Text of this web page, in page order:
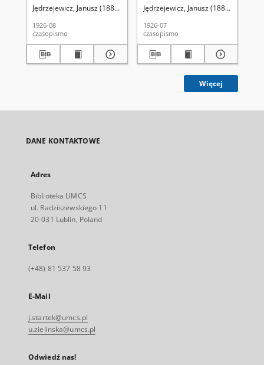
Jędrzejewicz, Janusz (1885-1951). Red.
1926-08
czasopismo
Jędrzejewicz, Janusz (1885-1951).
1926-07
czasopismo
Więcej
DANE KONTAKTOWE
Adres
Biblioteka UMCS
ul. Radziszewskiego 11
20-031 Lublin, Poland
Telefon
(+48) 81 537 58 93
E-Mail
j.startek@umcs.pl
u.zielinska@umcs.pl
Odwiedź nas!